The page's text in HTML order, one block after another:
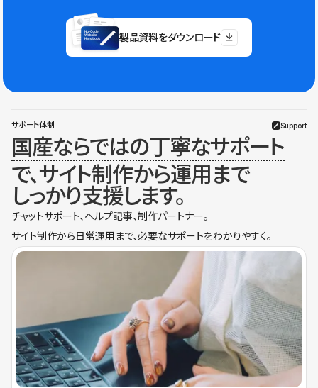
製品資料をダウンロード
サポート体制 Support
国産ならではの丁寧なサポート
で、サイト制作から運用まで
しっかり支援します。
チャットサポート、ヘルプ記事、制作パートナー。
サイト制作から日常運用まで、必要なサポートをわかりやすく。